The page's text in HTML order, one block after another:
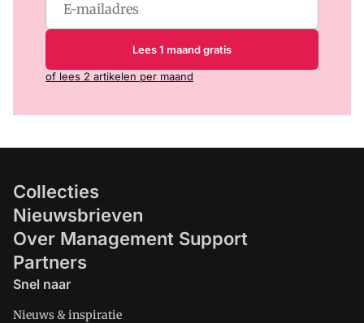
Lees 1 maand gratis
of lees 2 artikelen per maand
Collecties
Nieuwsbrieven
Over Management Support
Partners
Snel naar
Nieuws & inspiratie